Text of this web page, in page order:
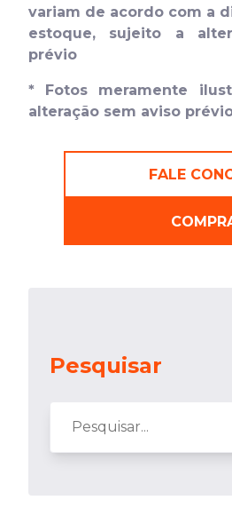
Pesquisar
variam de acordo com a
estoque, sujeito a
prévio
* Fotos meramente
alteração sem aviso
FALE